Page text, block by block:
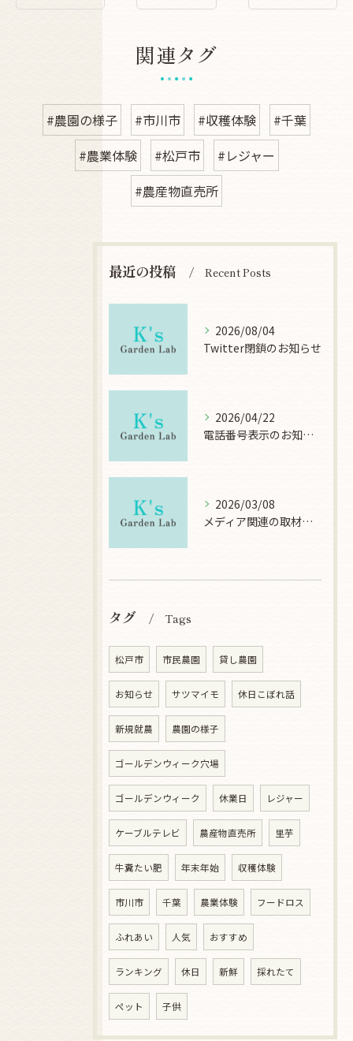
関連タグ
#農園の様子 #市川市 #収穫体験
#千葉
#農業体験
#松戸市
#レジャー
#農産物直売所
最近の投稿 Recent Posts
2026/08/04
Twitter閉鎖のお知らせ
2026/04/22
電話番号表示のお知らせ
2026/03/08
メディア関連の取材について
タグ Tags
松戸市 市民農園 貸し農園
お知らせ サツマイモ 休日こぼれ話
新規就農 農園の様子
ゴールデンウィーク穴場
ゴールデンウィーク 休業日 レジャー
ケーブルテレビ 農産物直売所 里芋
牛糞たい肥 年末年始 収穫体験
市川市 千葉 農業体験 フードロス
ふれあい 人気 おすすめ
ランキング 休日 新鮮 採れたて
ペット 子供